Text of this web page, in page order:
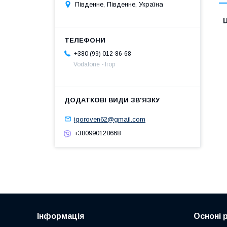
Південне, Південне, Україна
+380 (99) 012-86-68
Vodafone - Ігор
igoroven62@gmail.com
+380990128668
Інформація Осноні